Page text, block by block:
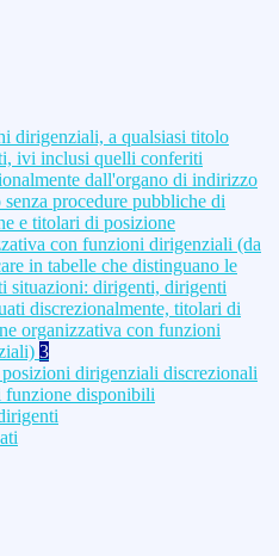
dirigenziali, a qualsiasi titolo
ivi inclusi quelli conferiti
dall'organo di indirizzo
procedure pubbliche di
e titolari di posizione
con funzioni dirigenziali (da
in tabelle che distinguano le
situazioni: dirigenti, dirigenti
discrezionalmente, titolari di
organizzativa con funzioni
3
dirigenziali discrezionali
funzione disponibili